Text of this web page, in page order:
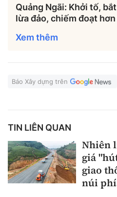
Quảng Ngãi: Khởi tố,
lừa đảo, chiếm đoạt
Xem thêm
Báo Xây dựng trên
TIN LIÊN QUAN
Nhiên
giá
giao
núi